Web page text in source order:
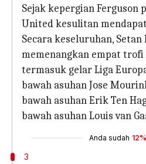
Sejak kepergian Ferguson
United kesulitan
Secara keseluruhan,
memenangkan empat trofi
termasuk gelar Liga
bawah asuhan Jose
bawah asuhan Erik Ten
bawah asuhan Louis van
Anda sudah 12%
3